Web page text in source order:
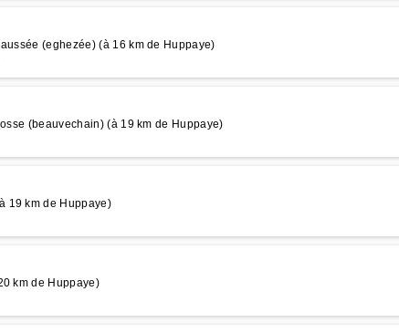
(eghezée) (à 16 km de Huppaye)
(beauvechain) (à 19 km de Huppaye)
19 km de Huppaye)
km de Huppaye)